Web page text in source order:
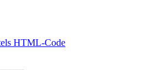
HTML-Code